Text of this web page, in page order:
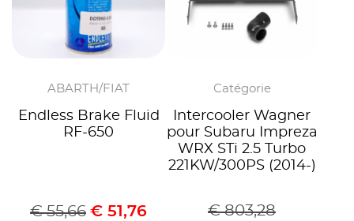
ABARTH/FIAT
Endless Brake Fluid
RF-650
€55,66 € 51,76
Catégorie
Intercooler Wagner
pour Subaru Impreza
WRX STi 2.5 Turbo
221KW/300PS (2014-)
€803,28